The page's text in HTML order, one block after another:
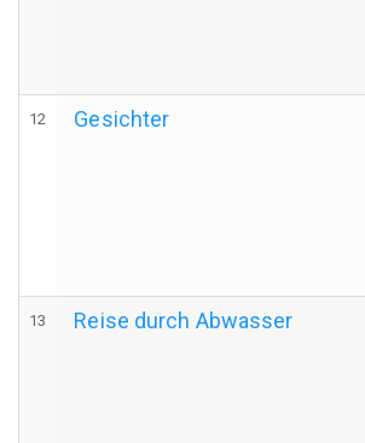
12 Gesichter
13 Reise durch Abwasser